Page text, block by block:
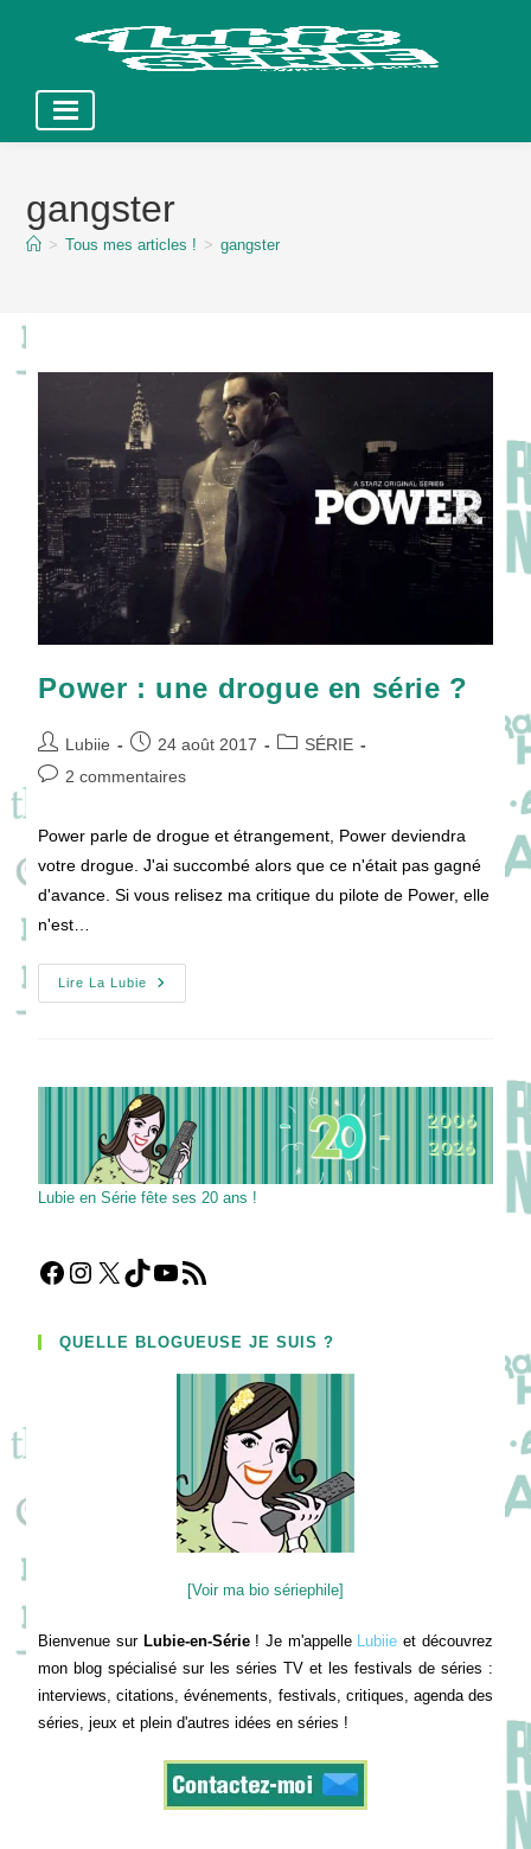
contentgangster
> Tous mes articles ! > gangster
Power : une drogue en série ?
Auteur/autrice
de
Lubiie
Publication
publiée :
24 août 2017
PostSÉRIE
Commentaires
publication :
2 commentaires
Power parle de drogue et étrangement, Power deviendra
votre drogue. J'ai succombé alors que ce n'était pas gagné
d'avance. Si vous relisez ma critique du pilote de Power, elle
n'est…
Lire La Lubie
Power
:
?
Lubie en Série fête ses 20 ans !
Facebook
Instagram
X TikTokYouTube
Flux RSS
QUELLE BLOGUEUSE JE SUIS ?
[Voir ma bio sériephile]
Bienvenue sur Lubie-en-Série! Je m'appelle Lubiie et découvrez
mon blog spécialisé sur les séries TV et les festivals de séries :
interviews, citations, événements, festivals, critiques, agenda des
séries, jeux et plein d'autres idées en séries !